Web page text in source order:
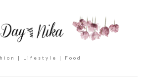
| Lifestyle | Food